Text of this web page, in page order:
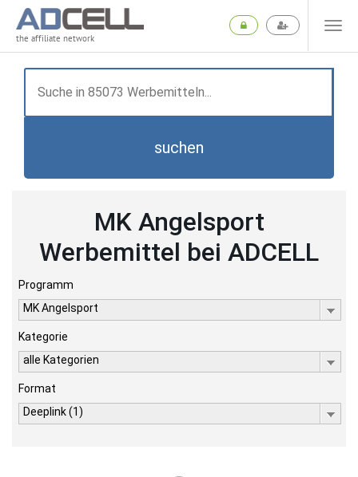
the affiliate network
suchen
MK Angelsport
Werbemittel bei ADCELL
Programm
MK Angelsport
Kategorie
alle Kategorien
Format
Deeplink (1)